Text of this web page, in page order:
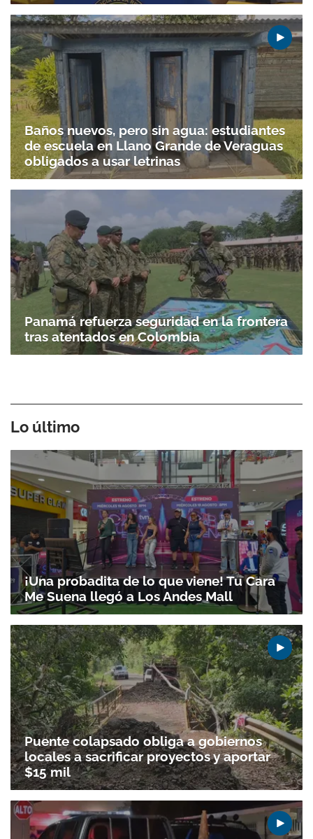
Baños nuevos, pero sin agua: estudiantes
de escuela en Llano Grande de Veraguas
obligados a usar letrinas
Panamá refuerza seguridad en la frontera
tras atentados en Colombia
Lo último
¡Una probadita de lo que viene! Tu Cara
Me Suena llegó a Los Andes Mall
Puente colapsado obliga a gobiernos
locales a sacrificar proyectos y aportar
$15 mil